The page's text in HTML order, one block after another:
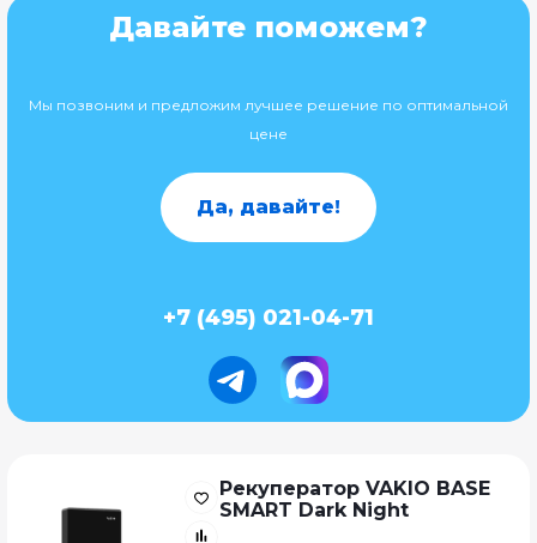
Давайте поможем?
Мы позвоним и предложим лучшее решение по оптимальной
цене
Да, давайте!
+7 (495) 021-04-71
Рекуператор VAKIO BASE
SMART Dark Night